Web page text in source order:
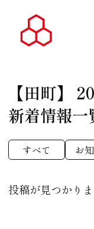
【田町】
新着情報一
すべて お
投稿が見つかりま